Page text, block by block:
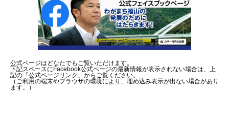
公式ページはどなたでもご覧いただけます。
下記スペースにFacebook公式ページの最新情報が表示されない場合は、上
記の「公式ページリンク」からご覧ください。
（ご利用の端末やブラウザの環境により、埋め込み表示が出ない場合があり
ます。）